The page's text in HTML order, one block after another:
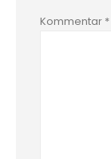
Kommentar *